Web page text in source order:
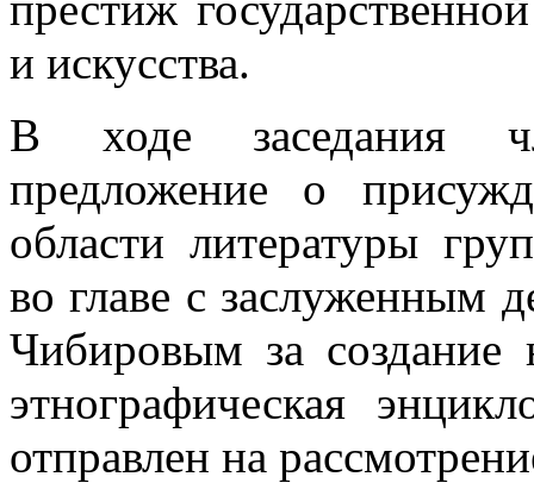
и искусства.
В ходе заседания
предложение о
области литературы
во главе с заслуженным
Чибировым за создание
этнографическая
отправлен на